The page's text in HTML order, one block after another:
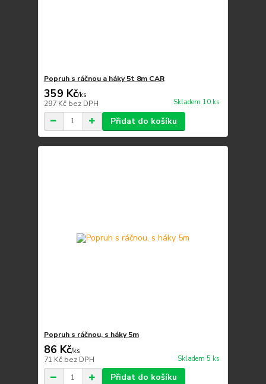
Popruh s ráčnou a háky 5t 8m CAR
359 Kč/ks
297 Kč bez DPH Skladem 10 ks
Přidat do košíku
Popruh s ráčnou, s háky 5m
86 Kč/ks
71 Kč bez DPH Skladem 5 ks
Přidat do košíku